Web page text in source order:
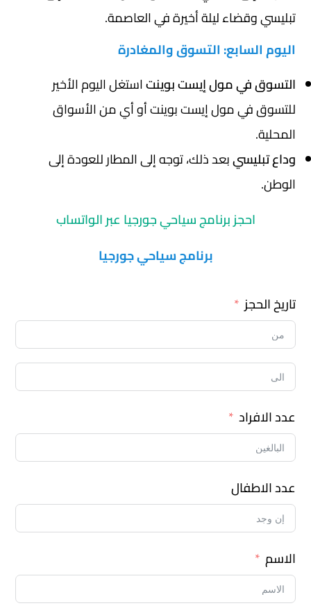
تبليسي وقضاء ليلة أخيرة في العاصمة.
اليوم السابع: التسوق والمغادرة
التسوق في مول إيست بوينتاستغل اليوم الأخير
للتسوق في مول إيست بوينت أو أي من الأسواق
المحلية.
وداع تبليسيبعد ذلك، توجه إلى المطار للعودة إلى
الوطن.
احجز برنامج سياحي جورجيا عبر الواتساب
برنامج سياحي جورجيا
تاريخ الحجز
عدد الافراد
عدد الاطفال
الاسم